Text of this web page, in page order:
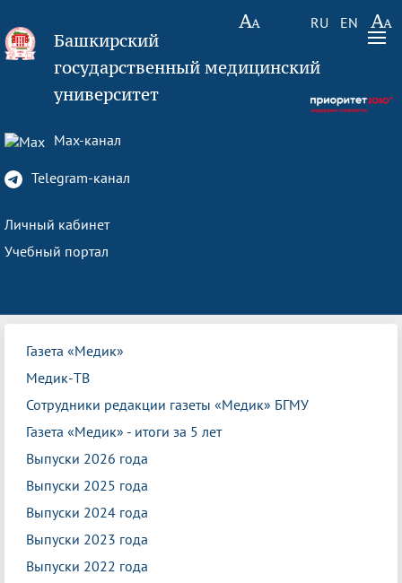
RU EN
Башкирский
государственный медицинский
университет
Max-канал
Telegram-канал
Личный кабинет
Учебный портал
Газета «Медик»
Медик-ТВ
Сотрудники редакции газеты «Медик» БГМУ
Газета «Медик» - итоги за 5 лет
Выпуски 2026 года
Выпуски 2025 года
Выпуски 2024 года
Выпуски 2023 года
Выпуски 2022 года